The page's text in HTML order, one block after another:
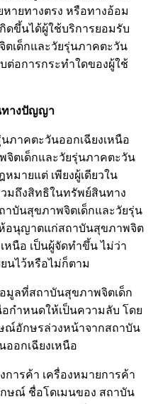
หายทางตรง หรือทางอ้อม
ดขึ้นได้ผู้ใช้บริการยอมรับ
เด็กและวัยรุ่นภาคตะวัน
ต่อการกระทำใดของผู้ใช้
ทางปัญญา
ภาคตะวันออกเฉียงเหนือ
ตเด็กและวัยรุ่นภาคตะวัน
มายแต่ เพียงผู้เดียวใน
มถึงสิทธิในทรัพย์สินทาง
บันสุขภาพจิตเด็กและวัยรุ่น
อนุญาตแก่สถาบันสุขภาพจิต
หนือ เป็นผู้จัดทำขึ้น ไม่ว่า
นไว้หรือไม่ก็ตาม
อมูลที่สถาบันสุขภาพจิตเด็ก
กำหนดให้เป็นความลับ โดย
ณ์อักษรล่วงหน้าจากสถาบัน
อกเฉียงเหนือ
การค้า เครื่องหมายการค้า
ษณ์ ชื่อโดเมนของ สถาบัน